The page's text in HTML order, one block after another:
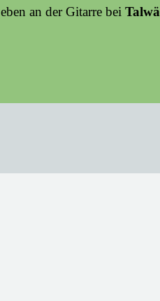
ebenan der Gitarre bei